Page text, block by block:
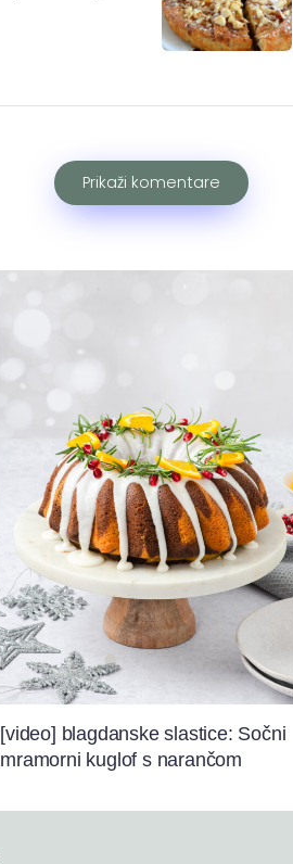
Prikaži komentare
[video] blagdanske slastice: Sočni
mramorni kuglof s narančom